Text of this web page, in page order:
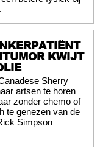
KWIJT
Sherry
artsen te horen
zonder chemo of
te genezen van de
Simpson